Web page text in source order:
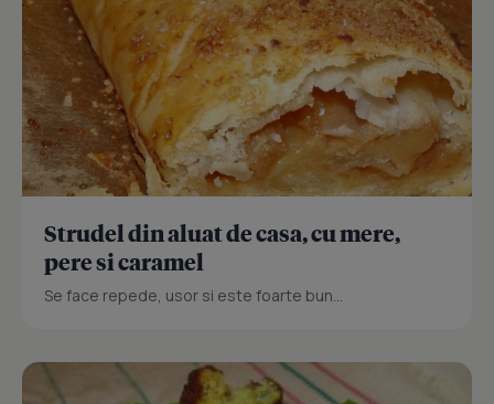
Strudel din aluat de casa, cu mere,
pere si caramel
Se face repede, usor si este foarte bun...